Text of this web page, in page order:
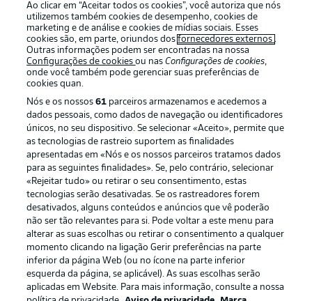
Oferecido por
Publicidade Avisos legais
Gerir preferências Aviso de privacidade
Trabalhe conosco
Marca Contato
Jogadores
Ao clicar em “Aceitar todos os cookies”, você autoriza que nós
utilizemos também cookies de desempenho, cookies de
marketing e de análise e cookies de mídias sociais. Esses
cookies são, em parte, oriundos dosfornecedores externos .
Outras informações podem ser encontradas na nossa
Configurações de cookiesou nasConfigurações de cookies,
onde você também pode gerenciar suas preferências de
cookies quan.
Nós e os nossos61 parceiros armazenamos e acedemos a
dados pessoais, como dados de navegação ou identificadores
únicos, no seu dispositivo. Se selecionar «Aceito», permite que
as tecnologias de rastreio suportem as finalidades
apresentadas em «Nós e os nossos parceiros tratamos dados
para as seguintes finalidades». Se, pelo contrário, selecionar
«Rejeitar tudo» ou retirar o seu consentimento, estas
tecnologias serão desativadas. Se os rastreadores forem
desativados, alguns conteúdos e anúncios que vê poderão
não ser tão relevantes para si. Pode voltar a este menu para
alterar as suas escolhas ou retirar o consentimento a qualquer
momento clicando na ligação Gerir preferências na parte
inferior da página Web (ou no ícone na parte inferior
esquerda da página, se aplicável). As suas escolhas serão
aplicadas em Website. Para mais informação, consulte a nossa